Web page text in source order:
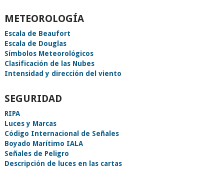
METEOROLOGÍA
Escala de Beaufort
Escala de Douglas
Símbolos Meteorológicos
Clasificación de las Nubes
Intensidad y dirección del viento
SEGURIDAD
RIPA
Luces y Marcas
Código Internacional de Señales
Boyado Marítimo IALA
Señales de Peligro
Descripción de luces en las cartas